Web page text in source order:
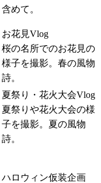
含めて。
お花見Vlog
桜の名所でのお花見の
様子を撮影。春の風物
詩。
夏祭り・花火大会Vlog
夏祭りや花火大会の様
子を撮影。夏の風物
詩。
ハロウィン仮装企画